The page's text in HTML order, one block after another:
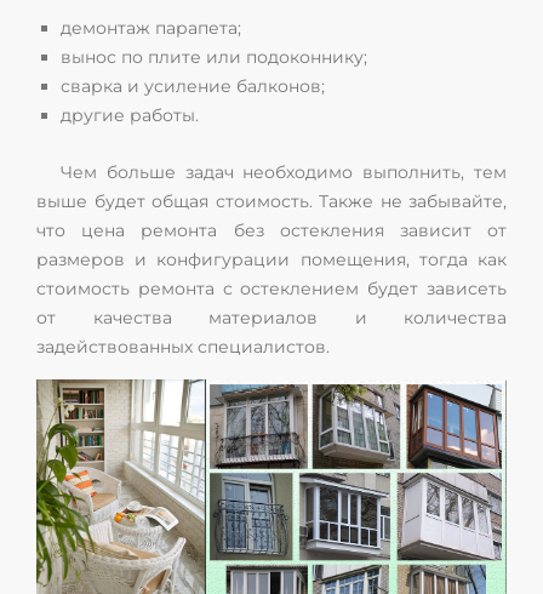
демонтаж парапета;
вынос по плите или подоконнику;
сварка и усиление балконов;
другие работы.
Чем больше задач необходимо выполнить, тем
выше будет общая стоимость. Также не забывайте,
что цена ремонта без остекления зависит от
размеров и конфигурации помещения, тогда как
стоимость ремонта с остеклением будет зависеть
от качества материалов и количества
задействованных специалистов.